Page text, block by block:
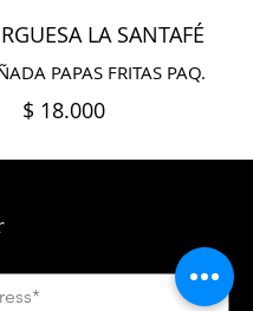
LA SANTAFÉ
$ 18.000